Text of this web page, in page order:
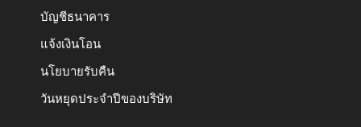
บัญชีธนาคาร
แจ้งเงินโอน
นโยบายรับคืน
วันหยุดประจำปีของบริษัท